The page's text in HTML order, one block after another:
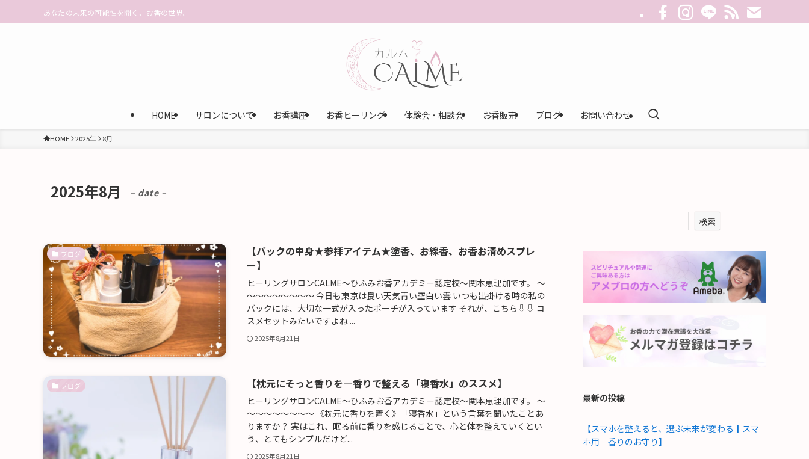
あなたの未来の可能性を開く、お香の世界。
HOME サロンについて お香講座 お香ヒーリング 体験会・相談会 お香販売 ブログ お問い合わせ
HOME 2025年 8月
2025年8月 – date –
ブログ
【バックの中身★参拝アイテム★塗香、お線香、お香お清めスプレ
ー】
ヒーリングサロンCALME～ひふみお香アカデミー認定校～関本恵理加です。 ～
～～～～～～～～ 今日も東京は良い天気青い空白い雲 いつも出掛ける時の私の
バックには、大切な一式が入ったポーチが入っています それが、こちら⇩⇩ コ
スメセットみたいですよね ...
2025年8月21日
ブログ 【枕元にそっと香りを―香りで整える「寝香水」のススメ】
ヒーリングサロンCALME～ひふみお香アカデミー認定校～関本恵理加です。 ～
～～～～～～～～ 《枕元に香りを置く》「寝香水」という言葉を聞いたことあ
りますか？ 実はこれ、眠る前に香りを感じることで、心と体を整えていくとい
う、とてもシンプルだけど...
2025年8月21日
検索
最新の投稿
【スマホを整えると、選ぶ未来が変わる┃スマ
ホ用 香りのお守り】